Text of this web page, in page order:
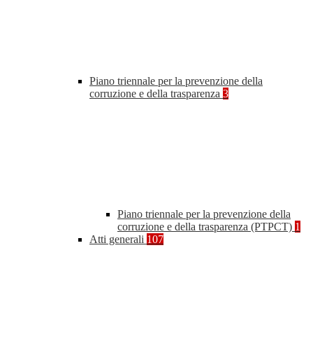
Piano triennale per la prevenzione della
corruzione e della trasparenza 3
Piano triennale per la prevenzione della
corruzione e della trasparenza (PTPCT) 1
Atti generali 107